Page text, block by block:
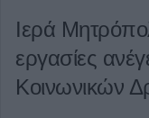
Ιερά
εργασίες
Κοινωνικών